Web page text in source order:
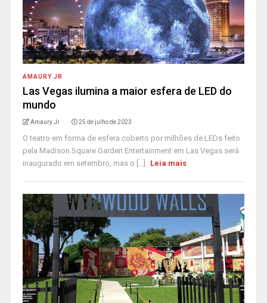
AMAURY JR
Las Vegas ilumina a maior esfera de LED do
mundo
Amaury Jr 25 de julho de 2023
O teatro em forma de esfera coberto por milhões de LEDs feito
pela Madison Square Garden Entertainment em Las Vegas será
inaugurado em setembro, mas o [...]
Leia mais